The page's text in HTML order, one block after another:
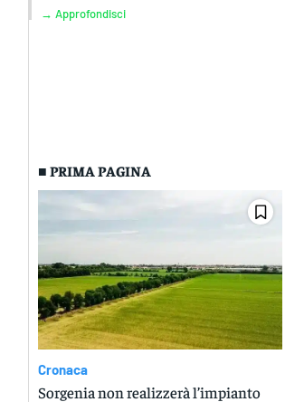
→ Approfondisci
■ PRIMA PAGINA
Cronaca
Sorgenia non realizzerà l’impianto